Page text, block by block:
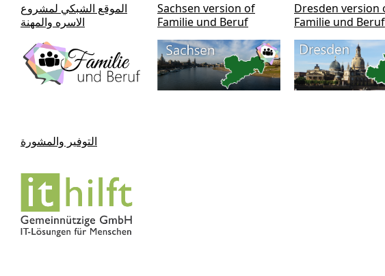
الموقع الشبكي لمشروع
الاسره والمهنة
Sachsen version of
Familie und Beruf
Dresden version
Familie und Beruf
التوفير والمشورة